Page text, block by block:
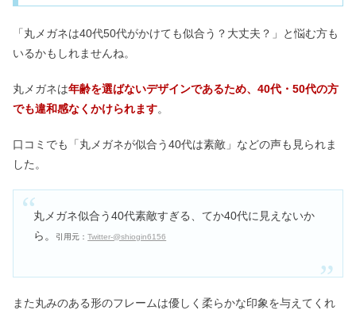
「丸メガネは40代50代がかけても似合う？大丈夫？」と悩む方も
いるかもしれませんね。
丸メガネは年齢を選ばないデザインであるため、40代・50代の方
でも違和感なくかけられます。
口コミでも「丸メガネが似合う40代は素敵」などの声も見られま
した。
丸メガネ似合う40代素敵すぎる、てか40代に見えないか
ら。
引用元：Twitter-@shiogin6156
また丸みのある形のフレームは優しく柔らかな印象を与えてくれ